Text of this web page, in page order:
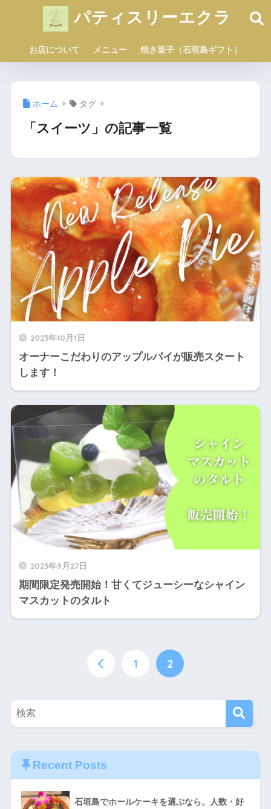
パティスリーエクラ
お店について メニュー 焼き菓子（石垣島ギフト）
ホーム タグ
「スイーツ」の記事一覧
2023年10月1日
オーナーこだわりのアップルパイが販売スタート
します！
2023年9月27日
期間限定発売開始！甘くてジューシーなシャイン
マスカットのタルト
1 2
Recent Posts
石垣島でホールケーキを選ぶなら。人数・好